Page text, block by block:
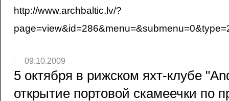
http://www.archbaltic.lv/?
09.10.2009
5 октября в рижском яхт-клубе
открытие портовой скамеечки по